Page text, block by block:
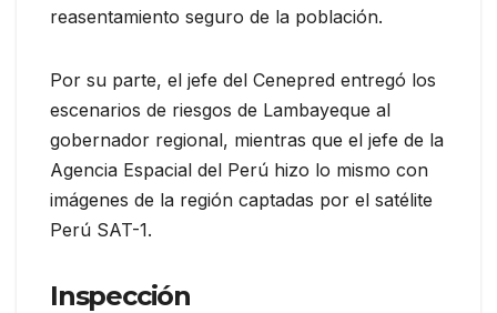
reasentamiento seguro de la población.
Por su parte, el jefe del Cenepred entregó los
escenarios de riesgos de Lambayeque al
gobernador regional, mientras que el jefe de la
Agencia Espacial del Perú hizo lo mismo con
imágenes de la región captadas por el satélite
Perú SAT-1.
Inspección